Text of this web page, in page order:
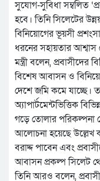
সুযোগ-সুবিধা সম্বলিত
হবে। তিনি সিলেটের
বিনিয়োগের ভূয়সী
ধরনের সহায়তার আশ্বাস
মন্ত্রী বলেন,
বিশেষ আবাসন ও
দেশে জমি কমে যাচ্ছে।
অ্যাপার্টমেন্টভিত্তিক
গড়ে তোলার পরিকল্পনা
আলোচনা হয়েছে উল্লেখ
বরাদ্দ পাবেন এবং
আবাসন প্রকল্প সিলেট
তিনি আরও বলেন,